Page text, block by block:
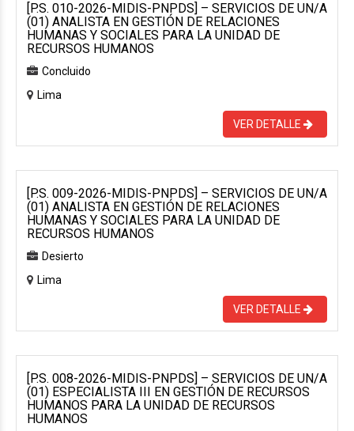
[P.S. 010-2026-MIDIS-PNPDS] – SERVICIOS DE UN/A
(01) ANALISTA EN GESTIÓN DE RELACIONES
HUMANAS Y SOCIALES PARA LA UNIDAD DE
RECURSOS HUMANOS
Concluido
Lima
VER DETALLE
[P.S. 009-2026-MIDIS-PNPDS] – SERVICIOS DE UN/A
(01) ANALISTA EN GESTIÓN DE RELACIONES
HUMANAS Y SOCIALES PARA LA UNIDAD DE
RECURSOS HUMANOS
Desierto
Lima
VER DETALLE
[P.S. 008-2026-MIDIS-PNPDS] – SERVICIOS DE UN/A
(01) ESPECIALISTA III EN GESTIÓN DE RECURSOS
HUMANOS PARA LA UNIDAD DE RECURSOS
HUMANOS